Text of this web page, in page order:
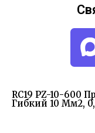
RC19 PZ-10-600
Гибкий 10 Мм2,